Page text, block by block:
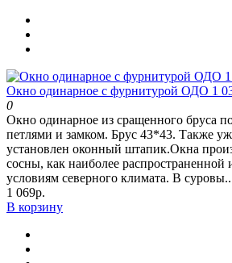
Окно одинарное с фурнитурой ОДО 1
0
Окно одинарное из сращенного бруса
петлями и замком. Брус 43*43. Также
установлен оконный штапик.Окна
сосны, как наиболее распространенной
условиям северного климата. В суровы..
1 069р.
В корзину